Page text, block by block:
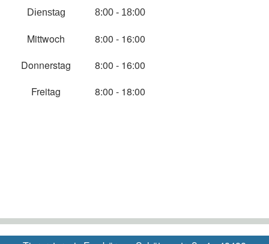
Dienstag 8:00 - 18:00
Mittwoch
8:00 - 16:00
Donnerstag
8:00 - 16:00
Freitag
8:00 - 18:00